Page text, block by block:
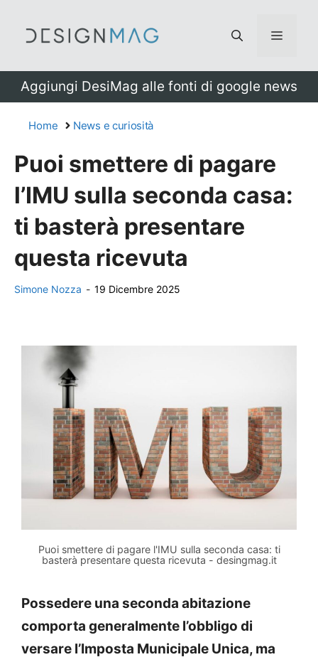
Menu
Aggiungi DesiMag alle fonti di google news
Home News e curiosità
Puoi smettere di pagare
l’IMU sulla seconda casa:
ti basterà presentare
questa ricevuta
Simone Nozza - 19 Dicembre 2025
Puoi smettere di pagare l'IMU sulla seconda casa: ti
basterà presentare questa ricevuta - desingmag.it
Possedere una seconda abitazione
comporta generalmente l’obbligo di
versare l’Imposta Municipale Unica, ma